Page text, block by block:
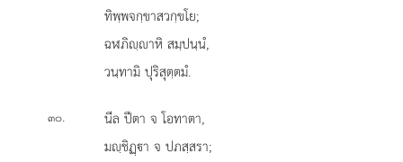
ทิพฺพจกฺขาสวกฺขโย;
ฉฬภิฺาหิ สมฺปนฺนํ,
วนฺทามิ ปุริสุตฺตมํ.
๓๐.
นีล ปีตา จ โอทาตา,
มฺชิฏฺา จ ปภสฺสรา;